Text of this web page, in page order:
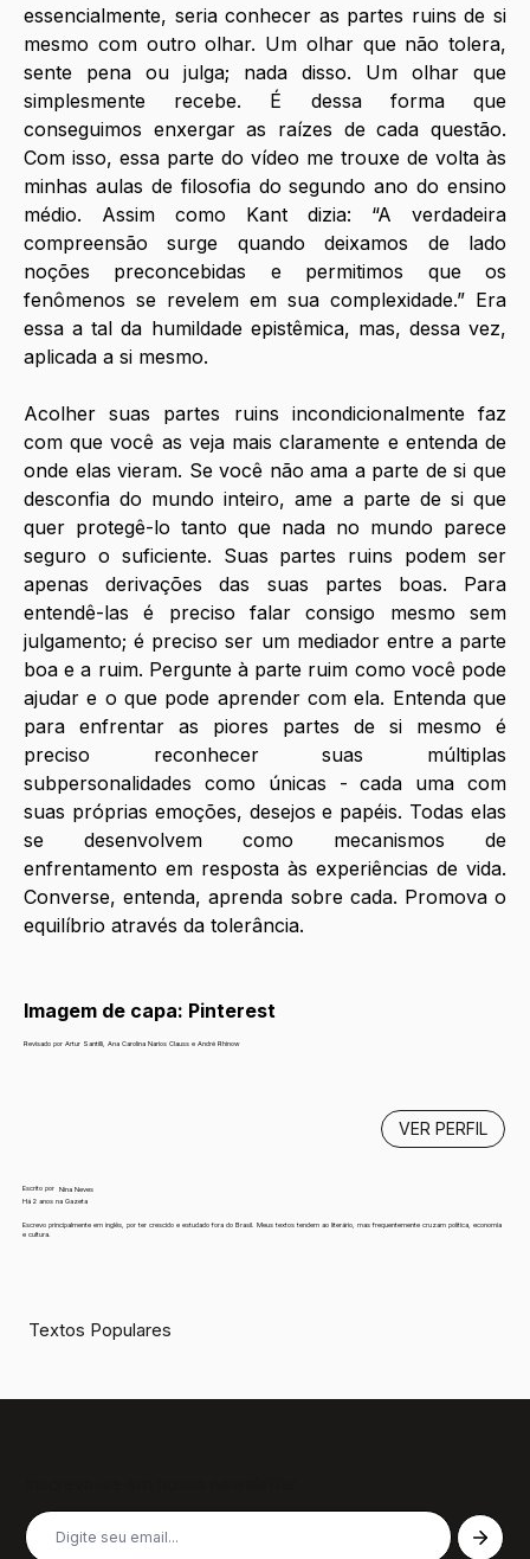
essencialmente, seria conhecer as partes ruins de si
mesmo com outro olhar. Um olhar que não tolera,
sente pena ou julga; nada disso. Um olhar que
simplesmente recebe. É dessa forma que
conseguimos enxergar as raízes de cada questão.
Com isso, essa parte do vídeo me trouxe de volta às
minhas aulas de filosofia do segundo ano do ensino
médio. Assim como Kant dizia: “A verdadeira
compreensão surge quando deixamos de lado
noções preconcebidas e permitimos que os
fenômenos se revelem em sua complexidade.” Era
essa a tal da humildade epistêmica, mas, dessa vez,
aplicada a si mesmo.
Acolher suas partes ruins incondicionalmente faz
com que você as veja mais claramente e entenda de
onde elas vieram. Se você não ama a parte de si que
desconfia do mundo inteiro, ame a parte de si que
quer protegê-lo tanto que nada no mundo parece
seguro o suficiente. Suas partes ruins podem ser
apenas derivações das suas partes boas. Para
entendê-las é preciso falar consigo mesmo sem
julgamento; é preciso ser um mediador entre a parte
boa e a ruim. Pergunte à parte ruim como você pode
ajudar e o que pode aprender com ela. Entenda que
para enfrentar as piores partes de si mesmo é
preciso reconhecer suas múltiplas
subpersonalidades como únicas - cada uma com
suas próprias emoções, desejos e papéis. Todas elas
se desenvolvem como mecanismos de
enfrentamento em resposta às experiências de vida.
Converse, entenda, aprenda sobre cada. Promova o
equilíbrio através da tolerância.
Imagem de capa: Pinterest
Revisado por Artur Santilli, Ana Carolina Narios Clauss e André Rhinow
Escrito por
Nina Neves
Há 2 anos na Gazeta
Escrevo principalmente em inglês, por ter crescido e estudado fora do Brasil. Meus textos tendem ao literário, mas frequentemente cruzam política, economia
e cultura.
VER PERFIL
Textos Populares